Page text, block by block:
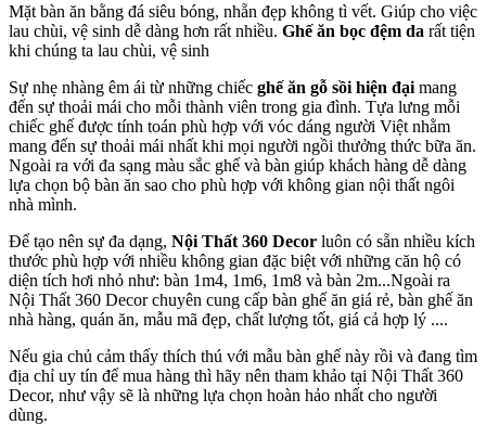
Mặt bàn ăn bằng đá siêu bóng, nhẵn đẹp không tì vết. Giúp cho việc
lau chùi, vệ sinh dễ dàng hơn rất nhiều. Ghế ăn bọc đệm da rất tiện
khi chúng ta lau chùi, vệ sinh
Sự nhẹ nhàng êm ái từ những chiếc ghế ăn gỗ sồi hiện đại mang
đến sự thoải mái cho mỗi thành viên trong gia đình. Tựa lưng mỗi
chiếc ghế được tính toán phù hợp với vóc dáng người Việt nhằm
mang đến sự thoải mái nhất khi mọi người ngồi thưởng thức bữa ăn.
Ngoài ra với đa sạng màu sắc ghế và bàn giúp khách hàng dễ dàng
lựa chọn bộ bàn ăn sao cho phù hợp với không gian nội thất ngôi
nhà mình.
Để tạo nên sự đa dạng, Nội Thất 360 Decor luôn có sẵn nhiều kích
thước phù hợp với nhiều không gian đặc biệt với những căn hộ có
diện tích hơi nhỏ như: bàn 1m4, 1m6, 1m8 và bàn 2m...Ngoài ra
Nội Thất 360 Decor chuyên cung cấp bàn ghế ăn giá rẻ, bàn ghế ăn
nhà hàng, quán ăn, mẫu mã đẹp, chất lượng tốt, giá cả hợp lý ....
Nếu gia chủ cảm thấy thích thú với mẫu bàn ghế này rồi và đang tìm
địa chỉ uy tín để mua hàng thì hãy nên tham khảo tại Nội Thất 360
Decor, như vậy sẽ là những lựa chọn hoàn hảo nhất cho người
dùng.